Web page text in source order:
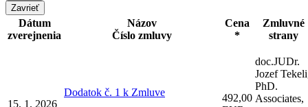
Zavrieť
Dátum
zverejnenia
Názov
Číslo zmluvy
Cena
*
Zmluvné
strany
15. 1. 2026
Dodatok č. 1 k Zmluve
492,00
doc.JUDr.
Jozef
PhD.
Associates,